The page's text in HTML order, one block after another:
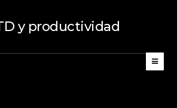
y productividad